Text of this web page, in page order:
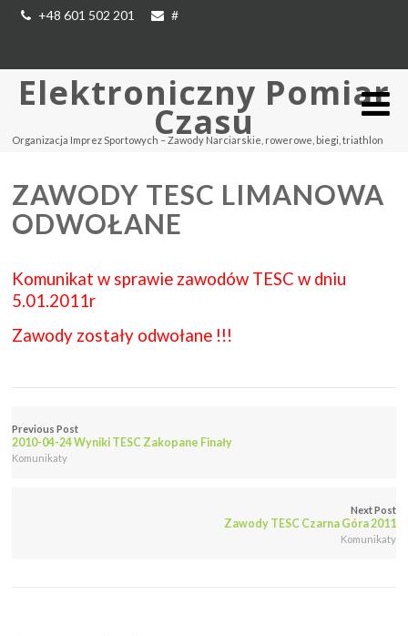
+48 601 502 201 #
Elektroniczny Pomiar
Czasu
Organizacja Imprez Sportowych – Zawody Narciarskie, rowerowe, biegi, triathlon
ZAWODY TESC LIMANOWA
ODWOŁANE
Komunikat w sprawie zawodów TESC w dniu
5.01.2011r
Zawody zostały odwołane !!!
Previous Post
2010-04-24 Wyniki TESC Zakopane Finały
Komunikaty
Next Post
Zawody TESC Czarna Góra 2011
Komunikaty